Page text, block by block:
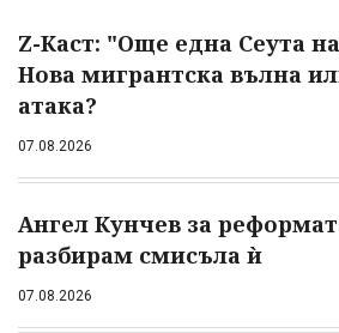
Z-Каст: "Още една Сеута
Нова мигрантска вълна
атака?
07.08.2026
Ангел Кунчев за
разбирам смисъла ѝ
07.08.2026